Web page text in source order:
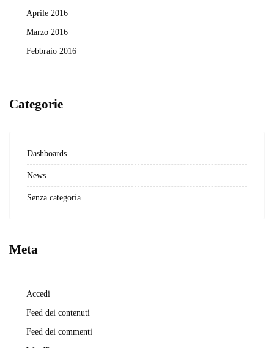
Aprile 2016
Marzo 2016
Febbraio 2016
Categorie
Dashboards
News
Senza categoria
Meta
Accedi
Feed dei contenuti
Feed dei commenti